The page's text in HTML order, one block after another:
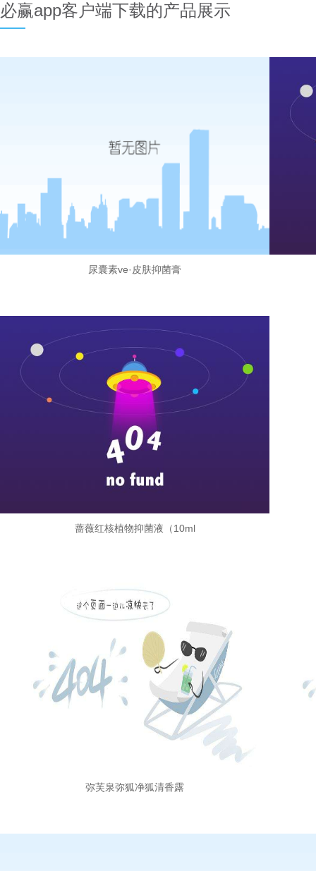
必赢app客户端下载的产品展示
尿囊素ve·皮肤抑菌膏
蔷薇红核植物抑菌液（10ml
弥芙泉弥狐净狐清香露